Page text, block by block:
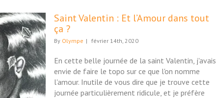
Saint Valentin : Et l’Amour dans tout
ça ?
By Olympe | février 14th, 2020
En cette belle journée de la saint Valentin, j'avais
envie de faire le topo sur ce que l'on nomme
l'amour. Inutile de vous dire que je trouve cette
journée particulièrement ridicule, et je préfère